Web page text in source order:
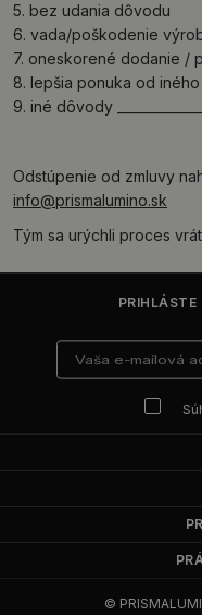
5. bez udania dôvodu
6. vada/poškodenie
7. oneskorené dodanie /
8. lepšia ponuka od
9. iné dôvody
Odstúpenie od zmluvy
info@prismalumino.sk
Tým sa urýchli proces
PRIHLÁSTE
©